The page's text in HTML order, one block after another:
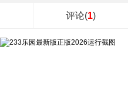
评论(1)